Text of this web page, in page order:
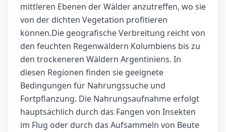
mittleren Ebenen der Wälder anzutreffen, wo sie
von der dichten Vegetation profitieren
können.Die geografische Verbreitung reicht von
den feuchten Regenwäldern Kolumbiens bis zu
den trockeneren Wäldern Argentiniens. In
diesen Regionen finden sie geeignete
Bedingungen für Nahrungssuche und
Fortpflanzung. Die Nahrungsaufnahme erfolgt
hauptsächlich durch das Fangen von Insekten
im Flug oder durch das Aufsammeln von Beute